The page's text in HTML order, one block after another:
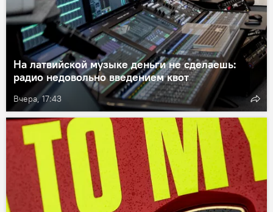
На латвийской музыке деньги не сделаешь:
радио недовольно введением квот
Вчера, 17:43